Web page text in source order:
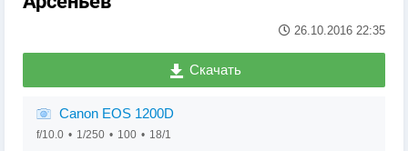
26.10.2016 22:35
Скачать
Canon EOS 1200D
f/10.0 1/250 100 18/1